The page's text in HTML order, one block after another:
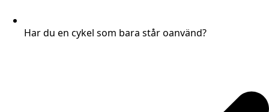
Har du en cykel som bara står oanvänd?